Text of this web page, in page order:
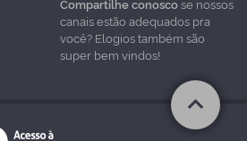
Compartilhe conoscose nossos
canais estão adequados pra
você? Elogios também são
super bem vindos!